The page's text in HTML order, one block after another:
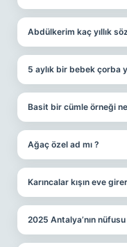
Abdülkerim kaç yıllık
5 aylık bir bebek çorba
Basit bir cümle örneği
Ağaç özel ad mı ?
Karıncalar kışın eve
2025 Antalya’nın